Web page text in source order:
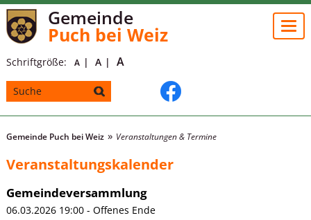
Gemeinde
Puch bei Weiz
Schriftgröße: A A A
Gemeinde Puch bei Weiz Veranstaltungen & Termine
Veranstaltungskalender
Gemeindeversammlung
06.03.2026 19:00 - Offenes Ende